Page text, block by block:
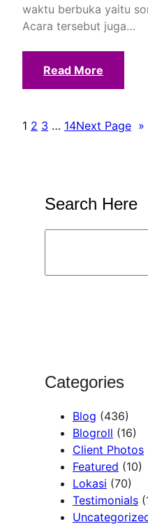
waktu berbuka yaitu
Acara tersebut juga…
Read More
1 2 3 … 14Next Page »
Search Here
Categories
Blog (436)
Blogroll (16)
Client Photos
Featured (10)
Lokasi (70)
Testimonials